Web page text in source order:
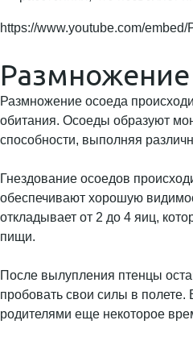
https://www.youtube.com/
Размножение
Размножение осоеда
обитания. Осоеды образуют
способности, выполняя
Гнездование осоедов
обеспечивают хорошую
откладывает от 2 до 4 яиц,
пищи.
После вылупления птенцы
пробовать свои силы в полете.
родителями еще некоторое